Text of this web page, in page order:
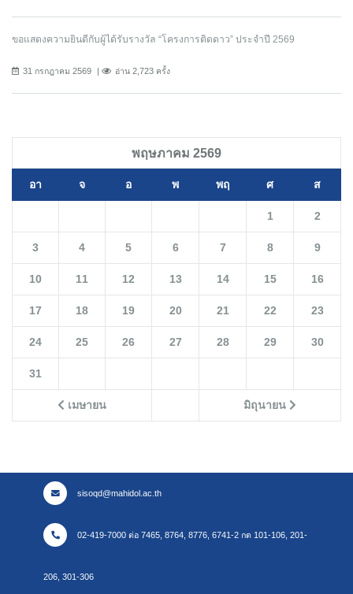
ขอแสดงความยินดีกับผู้ได้รับรางวัล “โครงการติดดาว” ประจำปี 2569
31 กรกฎาคม 2569 อ่าน 2,723 ครั้ง
พฤษภาคม 2569
อา จ อ พ พฤ ศ ส
เมษายน มิถุนายน
1 2
3 4 5 6 7 8 9
10 11 12 13 14 15 16
17 18 19 20 21 22 23
24 25 26 27 28 29 30
31
sisoqd@mahidol.ac.th
02-419-7000 ต่อ 7465, 8764, 8776, 6741-2 กด 101-106, 201-
206, 301-306